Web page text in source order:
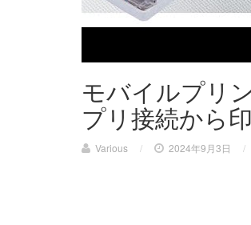
モバイルプ
プリ接続から
Various / 2024年9月3日 /